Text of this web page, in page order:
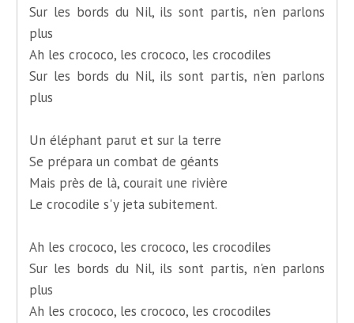
Sur les bords du Nil, ils sont partis, n'en parlons
plus
Ah les crococo, les crococo, les crocodiles
Sur les bords du Nil, ils sont partis, n'en parlons
plus
Un éléphant parut et sur la terre
Se prépara un combat de géants
Mais près de là, courait une rivière
Le crocodile s'y jeta subitement.
Ah les crococo, les crococo, les crocodiles
Sur les bords du Nil, ils sont partis, n'en parlons
plus
Ah les crococo, les crococo, les crocodiles